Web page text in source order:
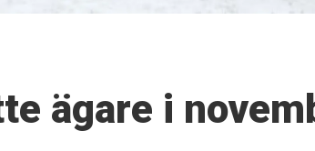
ägare i